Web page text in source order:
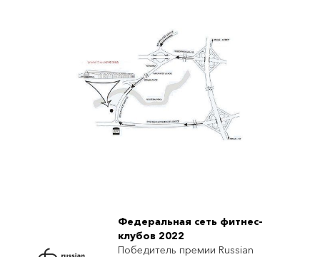
Федеральная сеть фитнес-
клубов 2022
Победитель премии Russian